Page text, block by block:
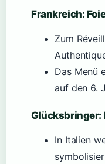
Frankreich:
Zum
Das Menü
auf den 6.
Glücksbringer:
In Italien